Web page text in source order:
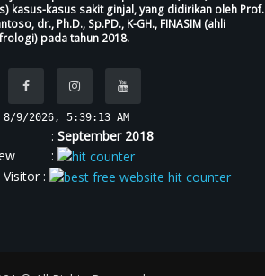
kasus-kasus sakit ginjal, yang didirikan oleh Prof.
dr., Ph.D., Sp.PD., K-GH., FINASIM (ahli
pada tahun 2018.
9/2026, 5:39:14 AM
: September 2018
:
: